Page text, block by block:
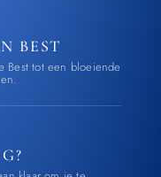
BEST
Best tot een bloeiende